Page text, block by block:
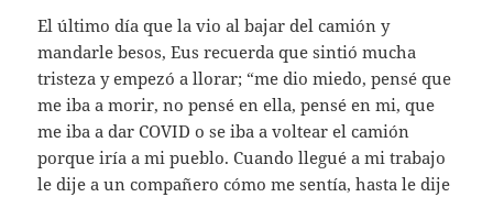
El último día que la vio al bajar del camión y
mandarle besos, Eus recuerda que sintió mucha
tristeza y empezó a llorar; “me dio miedo, pensé que
me iba a morir, no pensé en ella, pensé en mi, que
me iba a dar COVID o se iba a voltear el camión
porque iría a mi pueblo. Cuando llegué a mi trabajo
le dije a un compañero cómo me sentía, hasta le dije